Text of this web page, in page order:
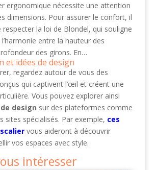
ergonomique nécessite une attention
dimensions. Pour assurer le confort, il
respecter la loi de Blondel, qui souligne
entre la hauteur des
des girons. En…
et idées de design
regardez autour de vous des
qui captivent l’œil et créent une
Vous pouvez explorer ainsi
design sur des plateformes comme
sites spécialisés. Par exemple, ces
vous aideront à découvrir
vos espaces avec style.
intéresser